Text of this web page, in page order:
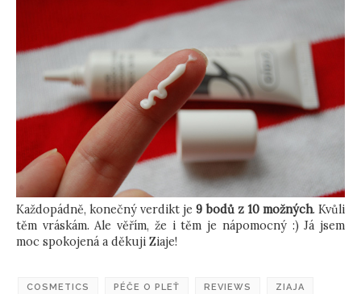
Každopádně, konečný verdikt je9 bodů z 10 možných. Kvůli
těm vráskám. Ale věřím, že i těm je nápomocný :) Já jsem
moc spokojená a děkuji Ziaje!
COSMETICS PÉČE O PLEŤ REVIEWS ZIAJA